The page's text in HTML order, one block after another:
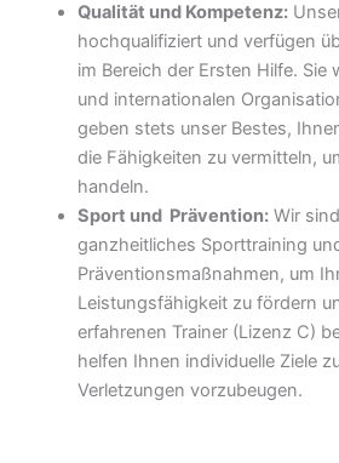
Qualität und Kompetenz:
hochqualifiziert und verfügen
im Bereich der Ersten Hilfe.
und internationalen
geben stets unser Bestes,
die Fähigkeiten zu vermitteln,
handeln.
Sport und Prävention:Wir
ganzheitliches Sporttraining
Präventionsmaßnahmen, um
Leistungsfähigkeit zu fördern
erfahrenen Trainer (Lizenz C)
helfen Ihnen individuelle Ziele
Verletzungen vorzubeugen.